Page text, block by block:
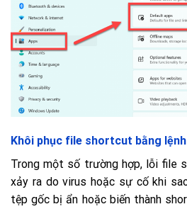
Khôi phục file shortcut bằng lệnh
Trong một số trường hợp, lỗi file
xảy ra do virus hoặc sự cố khi
tệp gốc bị ẩn hoặc biến thành